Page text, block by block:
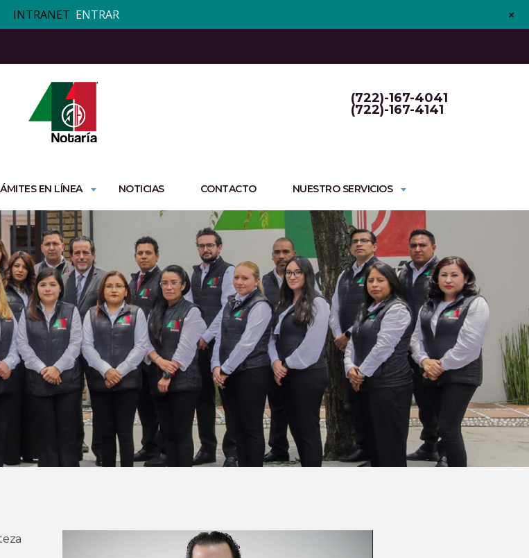
(722)-167-4041
(722)-167-4141
EN LÍNEA NOTICIAS CONTACTO NUESTRO SERVICIOS
INTRANET ENTRAR +